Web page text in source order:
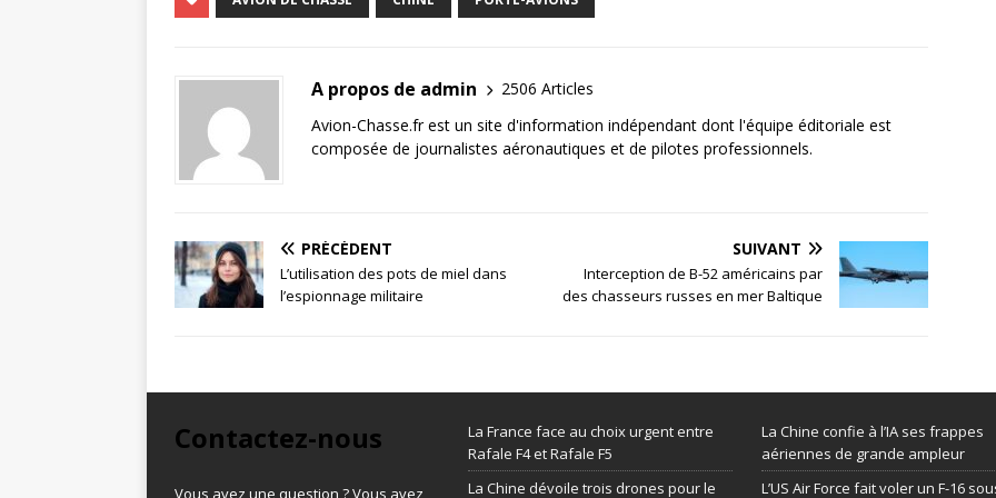
A propos de admin
2506 Articles
Avion-Chasse.fr est un site d'information indépendant dont l'équipe éditoriale est
composée de journalistes aéronautiques et de pilotes professionnels.
PRÉCÉDENT
L’utilisation des pots de miel dans
l’espionnage militaire
SUIVANT
Interception de B-52 américains par
des chasseurs russes en mer Baltique
Contactez-nous
Vous avez une question ? Vous avez
La France face au choix urgent entre
Rafale F4 et Rafale F5
La Chine dévoile trois drones pour le
La Chine confie à l’IA ses frappes
aériennes de grande ampleur
L’US Air Force fait voler un F-16